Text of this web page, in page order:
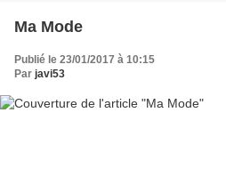
Ma Mode
Publié le 23/01/2017 à 10:15
Par javi53